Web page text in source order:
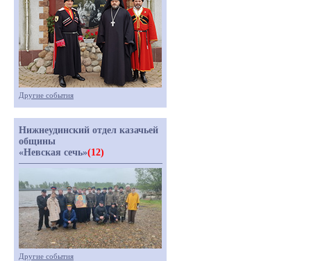
Другие события
Нижнеудинский отдел казачьей
общины
«Невская сечь»(12)
Другие события